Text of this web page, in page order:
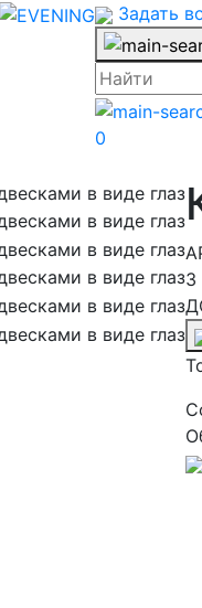
Задать
0
3